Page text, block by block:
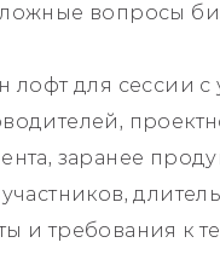
вопросы
лофт для сессии с
заранее
и требования к